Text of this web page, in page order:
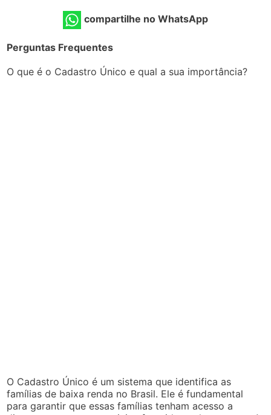
compartilhe no WhatsApp
Perguntas Frequentes
O que é o Cadastro Único e qual a sua importância?
O Cadastro Único é um sistema que identifica as
famílias de baixa renda no Brasil. Ele é fundamental
para garantir que essas famílias tenham acesso a